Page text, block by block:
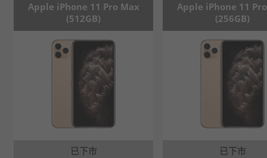
Apple iPhone 11 Pro Max
(512GB)
已下市
Apple iPhone 11
(256GB)
已下市